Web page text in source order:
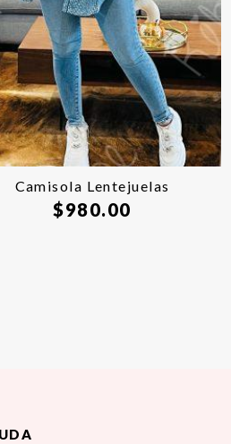
Camisola Lentejuelas
$980.00